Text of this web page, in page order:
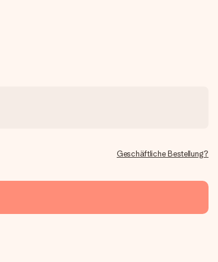
Geschäftliche Bestellung?